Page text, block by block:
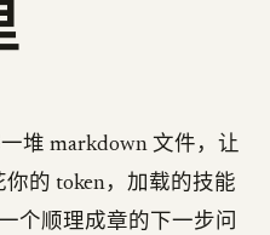
堆 markdown 文件，让
的 token，加载的技能
个顺理成章的下一步问